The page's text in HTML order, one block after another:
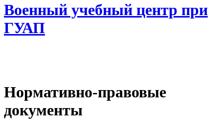
Военный учебный центр при
ГУАП
Нормативно-правовые
документы